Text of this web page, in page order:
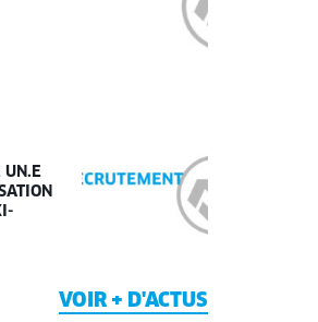
UN.E
VOIR + D'ACTUS